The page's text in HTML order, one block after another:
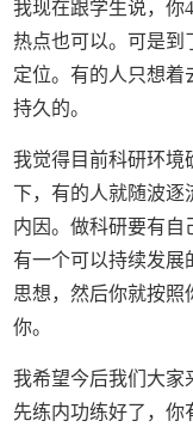
我现在跟学生说，你
热点也可以。可是到
定位。有的人只想着
持久的。
我觉得目前科研环境
下，有的人就随波逐
内因。做科研要有自
有一个可以持续发展
思想，然后你就按照
你。
我希望今后我们大家
先练内功练好了，你